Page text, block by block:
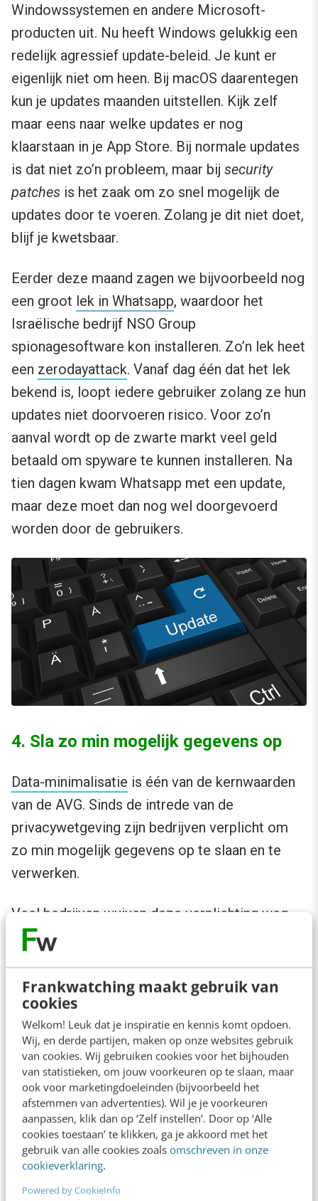
Frankwatching maakt gebruik van
cookies
Welkom! Leuk dat je inspiratie en kennis komt opdoen.
Wij, en derde partijen, maken op onze websites gebruik
van cookies. Wij gebruiken cookies voor het bijhouden
van statistieken, om jouw voorkeuren op te slaan, maar
ook voor marketingdoeleinden (bijvoorbeeld het
afstemmen van advertenties). Wil je je voorkeuren
aanpassen, klik dan op ‘Zelf instellen’. Door op ‘Alle
cookies toestaan’ te klikken, ga je akkoord met het
gebruik van alle cookies zoals omschreven in onze
cookieverklaring.
Powered by CookieInfo
Windowssystemen en andere Microsoft-
producten uit. Nu heeft Windows gelukkig een
redelijk agressief update-beleid. Je kunt er
eigenlijk niet om heen. Bij macOS daarentegen
kun je updates maanden uitstellen. Kijk zelf
maar eens naar welke updates er nog
klaarstaan in je App Store. Bij normale updates
is dat niet zo’n probleem, maar bij security
patches is het zaak om zo snel mogelijk de
updates door te voeren. Zolang je dit niet doet,
blijf je kwetsbaar.
Eerder deze maand zagen we bijvoorbeeld nog
een groot lek in Whatsapp, waardoor het
Israëlische bedrijf NSO Group
spionagesoftware kon installeren. Zo’n lek heet
een zerodayattack. Vanaf dag één dat het lek
bekend is, loopt iedere gebruiker zolang ze hun
updates niet doorvoeren risico. Voor zo’n
aanval wordt op de zwarte markt veel geld
betaald om spyware te kunnen installeren. Na
tien dagen kwam Whatsapp met een update,
maar deze moet dan nog wel doorgevoerd
worden door de gebruikers.
4. Sla zo min mogelijk gegevens op
Data-minimalisatie is één van de kernwaarden
van de AVG. Sinds de intrede van de
privacywetgeving zijn bedrijven verplicht om
zo min mogelijk gegevens op te slaan en te
verwerken.
Veel bedrijven wuiven deze verplichting weg.
De pakkans is immers laag. Facebook en
maar kunnen verzinnen, waarom mag ik dan
niet wat extra informatie van mijn bezoekers
vragen?
Toch is het advies om zo min mogelijk
gegevens te verzamelen en op te slaan. En als
je de gegevens niet meer nodig hebt, verwijder
het dan zo snel mogelijk. Hoe meer data er
verzameld wordt, hoe meer er kan uitlekken. En
als dat gebeurt, begint de ellende pas.